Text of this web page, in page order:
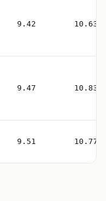
9.42 10.63
9.47 10.83
9.51 10.77